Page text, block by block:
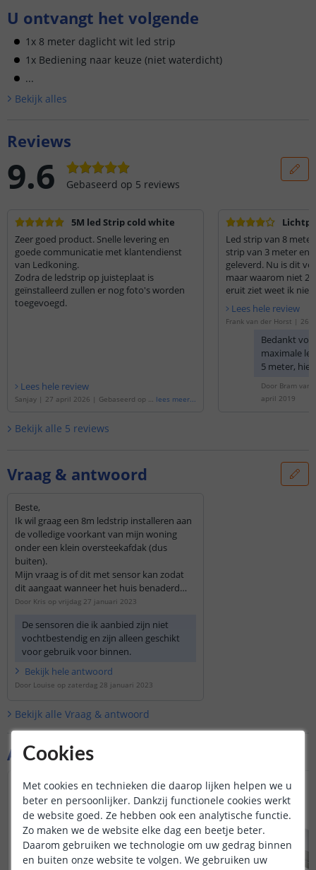
U ontvangt het volgende
1x 8 meter daglicht wit led strip
1x Bediening naar keuze (niet waterdicht)
...
Bekijk alles
Aanvullende producten
Reviews
9.6 Gebaseerd op 5 reviews
5M led Strip cold white
Zeer goed product. Snelle levering en
goede communicatie met klantendienst
van Ledkoning.
Zodra de ledstrip op juisteplaat is
geïnstalleerd zullen er nog foto's worden
toegevoegd.
Lees hele review
Sanjay | 27 april 2026 | Gebaseerd op d
lees meer...
Led strip van 8
strip van 3 meter en
geleverd. Nu is dit
maar waarom niet 2
eruit ziet weet ik niet
niet gemonteerd.
moment een leuke
Lees hele review
Frank van der Horst | 26
strip voor buiten
Bedankt
maximale
5 meter,
reeds
stekkertjes.
contact
u aanpassen.
Door Bram van
april 2019
Bekijk alle 5 reviews
Vraag & antwoord
Beste,
Ik wil graag een 8m ledstrip installeren aan
de volledige voorkant van mijn woning
onder een klein oversteekafdak (dus
buiten).
Mijn vraag is of dit met sensor kan zodat
dit aangaat wanneer het huis benaderd
wordt?
Door Kris op vrijdag 27 januari 2023
De sensoren die ik aanbied zijn niet
vochtbestendig en zijn alleen geschikt
voor gebruik voor binnen.
Bekijk hele antwoord
Door Louise op zaterdag 28 januari 2023
Bekijk alle Vraag & antwoord
Cookies
Met cookies en technieken die daarop lijken helpen we u
beter en persoonlijker. Dankzij functionele cookies werkt
de website goed. Ze hebben ook een analytische functie.
Zo maken we de website elke dag een beetje beter.
Daarom gebruiken we technologie om uw gedrag binnen
en buiten onze website te volgen. We gebruiken uw